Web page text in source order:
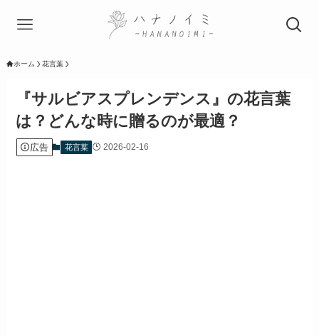
ホーム 花言葉
『サルビアスプレンデンス』の花言葉
は？どんな時に贈るのが最適？
広告 花言葉 2026-02-16